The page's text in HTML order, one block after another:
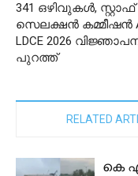
341 ഒഴിവുകൾ, സ്റ്റാഫ്
സെലക്ഷൻ കമ്മീഷൻ
LDCE 2026
പുറത്ത്
RELATED
കെ